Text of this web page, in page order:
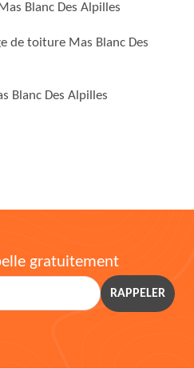
Blanc Des Alpilles
de toiture Mas Blanc Des
Blanc Des Alpilles
gratuitement